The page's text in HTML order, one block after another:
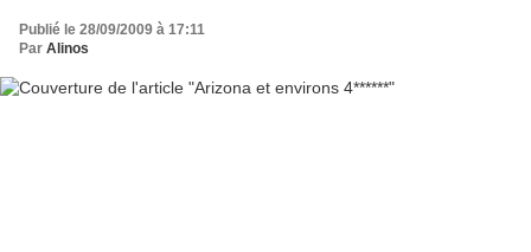
Publié le 28/09/2009 à 17:11
Par Alinos